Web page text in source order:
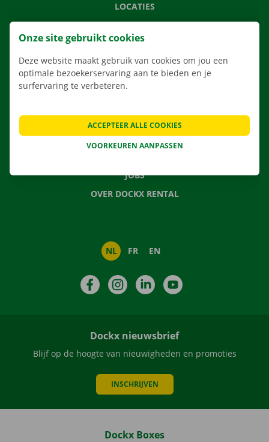
LOCATIES
APP
VERHUISOPLOSSINGEN
VEELGESTELDE VRAGEN
NIEUWS
JOBS
OVER DOCKX RENTAL
NL FR EN
FacebookInstagramLinkedIn
Dockx nieuwsbrief
Blijf op de hoogte van nieuwigheden en promoties
INSCHRIJVEN
Dockx Boxes
Onze site gebruikt cookies
Deze website maakt gebruik van cookies om jou een
optimale bezoekerservaring aan te bieden en je
surfervaring te verbeteren.
VOORKEUREN AANPASSEN
ACCEPTEER ALLE COOKIES